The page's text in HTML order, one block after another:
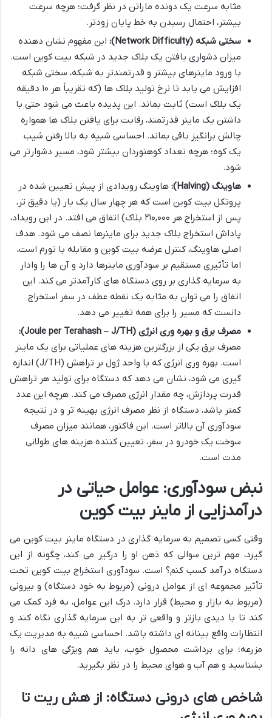
مثابه سرعت یک دونده ماراتن در نظر گرفت؛ هرچه سرعت
بیشتر، احتمال رسیدن به خط پایان زودتر.
سختی شبکه (Network Difficulty):
این مفهوم نشان دهنده
میزان دشواری یافتن یک بلاک جدید در شبکه بیت کوین است.
با ورود ماینرهای بیشتر و قدرتمندتر به شبکه، سختی شبکه
افزایش می یابد تا نرخ تولید بلاک ها (که تقریباً هر ۱۰ دقیقه
یک بلاک است) ثابت بماند. این پدیده باعث می شود حتی با
داشتن یک ماینر قدرتمند، رقابت برای یافتن بلاک ها همواره
چالش برانگیز باقی بماند. احساسی شبیه به بالا رفتن شیب
یک کوه؛ هرچه تعداد کوهنوردان بیشتر شود، مسیر دشوارتر می
شود.
هاوینگ (Halving):
هاوینگ رویدادی از پیش تعیین شده در
پروتکل بیت کوین است که هر چهار سال یک بار (یا دقیق تر،
پس از استخراج هر ۲۱۰,۰۰۰ بلاک) اتفاق می افتد. در این رویداد،
پاداش استخراج بلاک جدید برای ماینرها نصف می شود. هدف
اصلی هاوینگ، کنترل عرضه بیت کوین و مقابله با تورم است،
اما تأثیری مستقیم بر سودآوری ماینرها دارد و آن ها را وادار
به سرمایه گذاری بر روی دستگاه های کارآمدتر می کند. این
اتفاق را می توان به مثابه یک نقطه عطف در سفر استخراج
دانست که مسیر را برای همه تغییر می دهد.
مصرف برق و بهره وری انرژی (Joule per Terahash – J/TH):
مصرف برق یکی از بزرگترین هزینه های عملیاتی برای یک ماینر
است. بهره وری انرژی که با واحد ژول بر تراهش (J/TH) اندازه
گیری می شود، نشان می دهد که دستگاه برای تولید هر تراهش
قدرت پردازش، چه مقدار انرژی مصرف می کند. هرچه این عدد
کمتر باشد، دستگاه از نظر مصرف انرژی بهینه تر و در نتیجه
سودآوری آن بالاتر است. این فاکتور، همانند میزان مصرف
سوخت یک خودرو در سفر، تعیین کننده هزینه های طولانی
مدت است.
نبض سودآوری: عوامل حیاتی در
درآمدزایی از ماینر بیت کوین
وقتی کسی تصمیم به سرمایه گذاری در دستگاه ماینر بیت کوین می
گیرد، مهم ترین سوالی که ذهن او را درگیر می کند، چگونه از این
دستگاه درآمد کسب کنم؟ است. سودآوری استخراج بیت کوین تحت
تأثیر مجموعه ای از عوامل درونی (مربوط به خود دستگاه) و بیرونی
(مربوط به بازار و محیط) قرار دارد. درک این عوامل، به فرد کمک می
کند تا با دیدی بازتر و واقعی تر به این سرمایه گذاری نگاه کند و
انتظارات واقع بینانه ای داشته باشد. احساسی شبیه به مدیریت یک
مزرعه؛ برای برداشت محصول خوب، باید هم ویژگی های دانه را
بشناسید و هم آب و هوای محیط را در نظر بگیرید.
شاخص های درونی دستگاه: از هش ریت تا